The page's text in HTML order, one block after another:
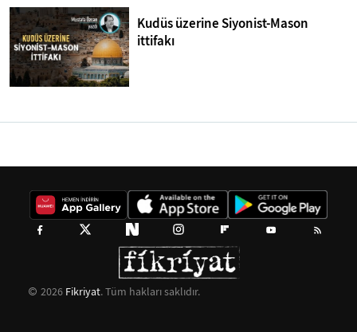
Kudüs üzerine Siyonist-Mason
ittifakı
2026 Fikriyat. Tüm hakları saklıdır.